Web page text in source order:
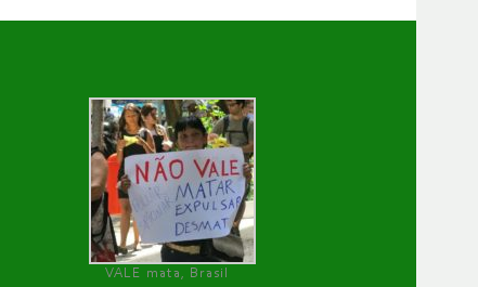
VALE mata, Brasil